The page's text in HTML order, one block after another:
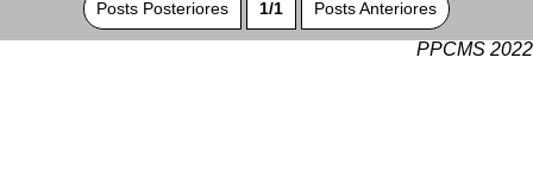
Posts Posteriores 1/1 Posts Anteriores
PPCMS 2022